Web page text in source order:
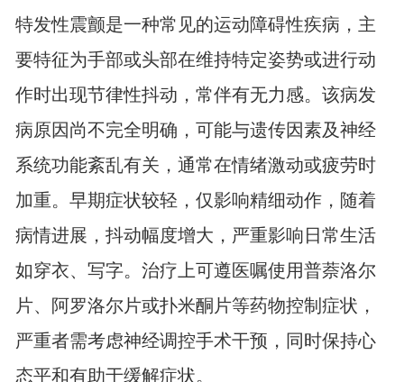
特发性震颤是一种常见的运动障碍性疾病，主
要特征为手部或头部在维持特定姿势或进行动
作时出现节律性抖动，常伴有无力感。该病发
病原因尚不完全明确，可能与遗传因素及神经
系统功能紊乱有关，通常在情绪激动或疲劳时
加重。早期症状较轻，仅影响精细动作，随着
病情进展，抖动幅度增大，严重影响日常生活
如穿衣、写字。治疗上可遵医嘱使用普萘洛尔
片、阿罗洛尔片或扑米酮片等药物控制症状，
严重者需考虑神经调控手术干预，同时保持心
态平和有助于缓解症状。